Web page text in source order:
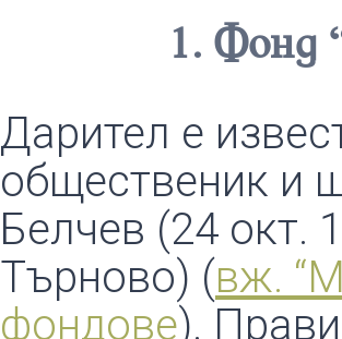
1. Фонд
Дарител е
общественик и
Белчев (24 окт.
Търново) (вж.
фондове).